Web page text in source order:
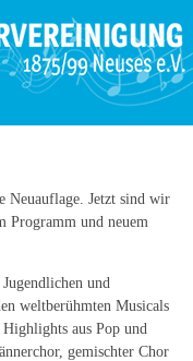
Neuauflage. Jetzt sind wir
Programm und neuem
und
weltberühmten Musicals
aus Pop und
gemischter Chor